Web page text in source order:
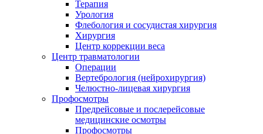
Терапия
Урология
Флебология и сосудистая хирургия
Хирургия
Центр коррекции веса
Центр травматологии
Операции
Вертебрология (нейрохирургия)
Челюстно-лицевая хирургия
Профосмотры
Предрейсовые и послерейсовые
медицинские осмотры
Профосмотры